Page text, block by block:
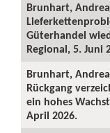
Brunhart,
Güterhandel
Regional, 5. Juni
Brunhart,
Rückgang
ein hohes
April 2026.